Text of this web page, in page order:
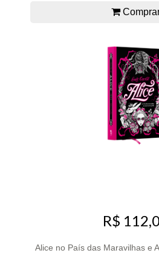
R$
Alice no País das Maravilhas e